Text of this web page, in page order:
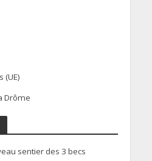
(UE)
Drôme
sentier des 3 becs